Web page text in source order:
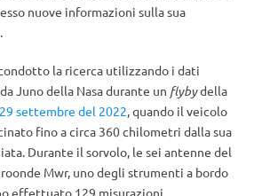
nuove informazioni sulla sua
la ricerca utilizzando i dati
Juno della Nasa durante un flybydella
29 settembre del 2022, quando il veicolo
fino a circa 360 chilometri dalla sua
Durante il sorvolo, le sei antenne del
Mwr, uno degli strumenti a bordo
effettuato 129 misurazioni